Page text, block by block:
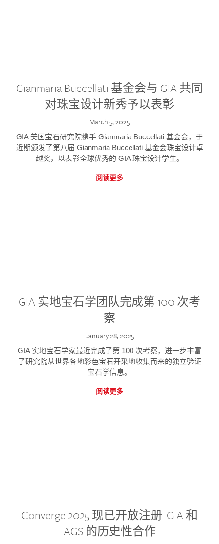
Gianmaria Buccellati 基金会与 GIA 共同
对珠宝设计新秀予以表彰
March 5, 2025
GIA 美国宝石研究院携手 Gianmaria Buccellati 基金会，于
近期颁发了第八届 Gianmaria Buccellati 基金会珠宝设计卓
越奖，以表彰全球优秀的 GIA 珠宝设计学生。
阅读更多
GIA 实地宝石学团队完成第 100 次考
察
January 28, 2025
GIA 实地宝石学家最近完成了第 100 次考察，进一步丰富
了研究院从世界各地彩色宝石开采地收集而来的独立验证
宝石学信息。
阅读更多
Converge 2025 现已开放注册: GIA 和
AGS 的历史性合作